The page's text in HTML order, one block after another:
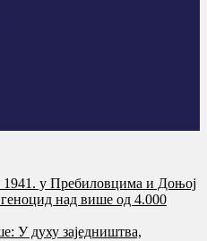
у Пребиловцима и Доњој
над више од 4.000
У духу заједништва,